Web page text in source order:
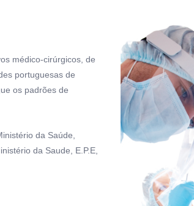
médico-cirúrgicos, de
portuguesas de
os padrões de
da Saúde,
da Saude, E.P.E,